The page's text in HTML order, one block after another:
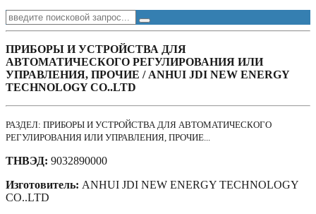
ПРИБОРЫ И УСТРОЙСТВА ДЛЯ
АВТОМАТИЧЕСКОГО РЕГУЛИРОВАНИЯ ИЛИ
УПРАВЛЕНИЯ, ПРОЧИЕ / ANHUI JDI NEW ENERGY
TECHNOLOGY CO..LTD
РАЗДЕЛ: ПРИБОРЫ И УСТРОЙСТВА ДЛЯ АВТОМАТИЧЕСКОГО
РЕГУЛИРОВАНИЯ ИЛИ УПРАВЛЕНИЯ, ПРОЧИЕ...
ТНВЭД: 9032890000
Изготовитель: ANHUI JDI NEW ENERGY TECHNOLOGY
CO..LTD